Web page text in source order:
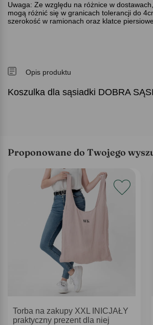
Uwaga: Ze względu na różnice w
mogą różnić się w granicach tolerancji do
szerokość w ramionach oraz klatce
Opis produktu
Koszulka dla sąsiadki DOBRA
Proponowane do Twojego
Torba na zakupy XXL INICJAŁY
praktyczny prezent dla niej